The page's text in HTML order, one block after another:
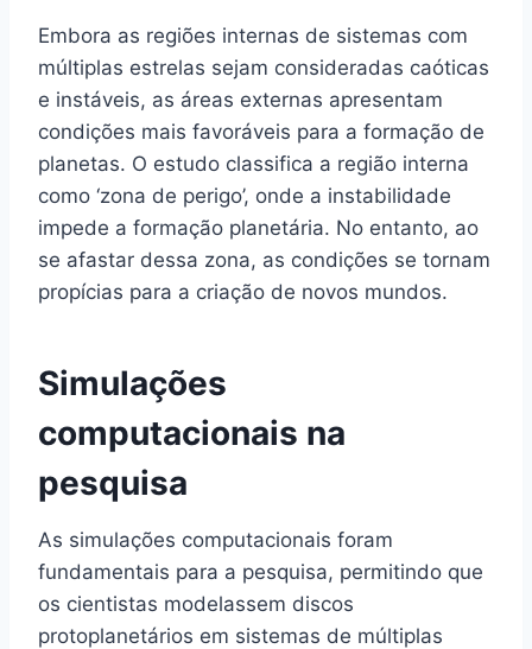
Embora as regiões internas de sistemas com
múltiplas estrelas sejam consideradas caóticas
e instáveis, as áreas externas apresentam
condições mais favoráveis para a formação de
planetas. O estudo classifica a região interna
como ‘zona de perigo’, onde a instabilidade
impede a formação planetária. No entanto, ao
se afastar dessa zona, as condições se tornam
propícias para a criação de novos mundos.
Simulações
computacionais na
pesquisa
As simulações computacionais foram
fundamentais para a pesquisa, permitindo que
os cientistas modelassem discos
protoplanetários em sistemas de múltiplas